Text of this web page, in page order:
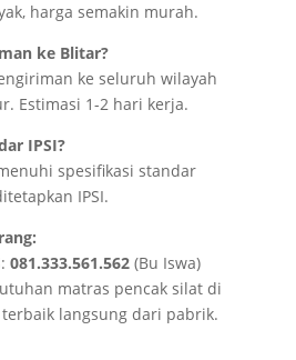
harga semakin murah.
ke Blitar?
ke seluruh wilayah
Estimasi 1-2 hari kerja.
IPSI?
spesifikasi standar
IPSI.
081.333.561.562(Bu Iswa)
matras pencak silat di
langsung dari pabrik.